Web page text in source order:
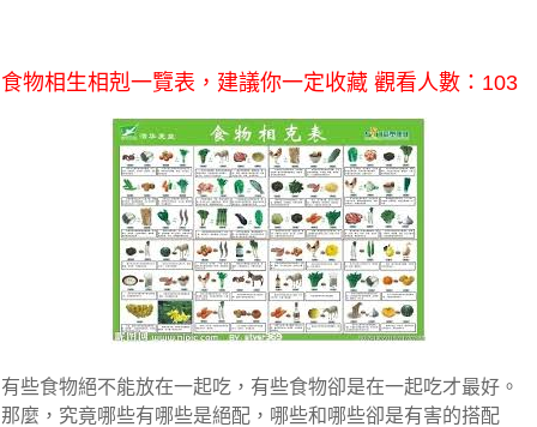
食物相生相剋一覽表，建議你一定收藏 觀看人數：103
有些食物絕不能放在一起吃，有些食物卻是在一起吃才最好。
那麼，究竟哪些有哪些是絕配，哪些和哪些卻是有害的搭配